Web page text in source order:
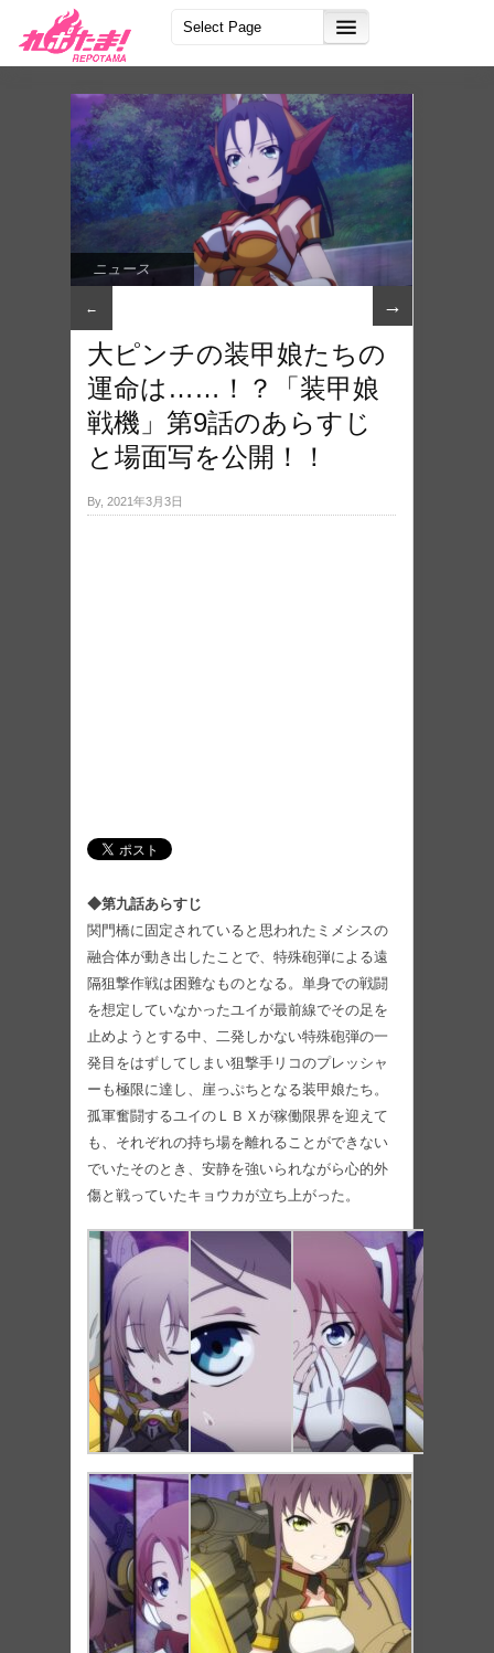
ニュース
← →
大ピンチの装甲娘たちの
運命は……！？「装甲娘
戦機」第9話のあらすじ
と場面写を公開！！
By, 2021年3月3日
◆第九話あらすじ
関門橋に固定されていると思われたミメシスの
融合体が動き出したことで、特殊砲弾による遠
隔狙撃作戦は困難なものとなる。単身での戦闘
を想定していなかったユイが最前線でその足を
止めようとする中、二発しかない特殊砲弾の一
発目をはずしてしまい狙撃手リコのプレッシャ
ーも極限に達し、崖っぷちとなる装甲娘たち。
孤軍奮闘するユイのＬＢＸが稼働限界を迎えて
も、それぞれの持ち場を離れることができない
でいたそのとき、安静を強いられながら心的外
傷と戦っていたキョウカが立ち上がった。